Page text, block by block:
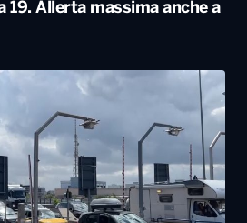
19. Allerta massima anche a